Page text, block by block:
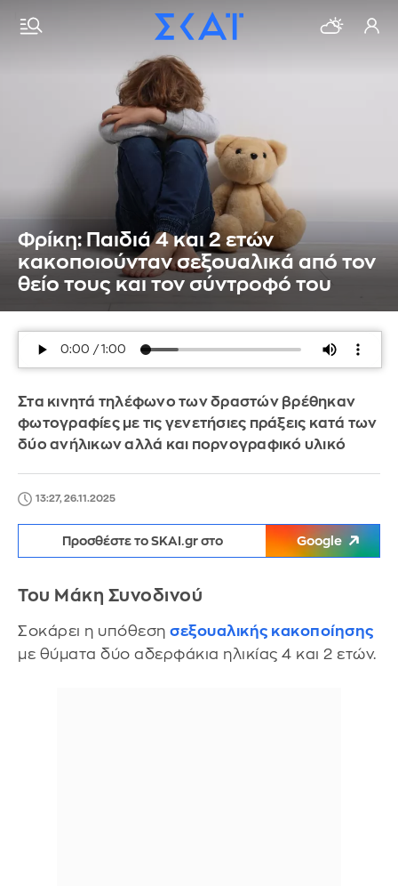
Φρίκη: Παιδιά 4 και 2 ετών
κακοποιούνταν σεξουαλικά από τον
θείο τους και τον σύντροφό του
Στα κινητά τηλέφωνο των δραστών βρέθηκαν
φωτογραφίες με τις γενετήσιες πράξεις κατά των
δύο ανήλικων αλλά και πορνογραφικό υλικό
13:27, 26.11.2025
Προσθέστε το SKAI.gr στο Google
Του Μάκη Συνοδινού
Σοκάρει η υπόθεση σεξουαλικής κακοποίησης
με θύματα δύο αδερφάκια ηλικίας 4 και 2 ετών.